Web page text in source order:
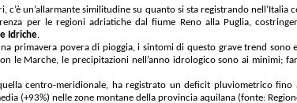
c’è un’allarmante similitudine su quanto si sta registrando
per le regioni adriatiche dal fiume Reno alla Puglia,
Idriche.
primavera povera di pioggia, i sintomi di questo grave trend
le Marche, le precipitazioni nell’anno idrologico sono ai minimi;
centro-meridionale, ha registrato un deficit pluviometrico fino
(+93%) nelle zone montane della provincia aquilana (fonte: